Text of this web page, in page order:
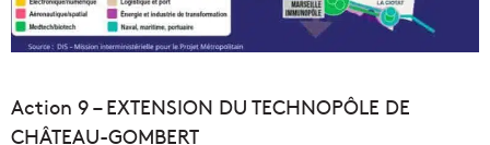
Action 9 – EXTENSION DU TECHNOPÔLE DE
CHÂTEAU-GOMBERT